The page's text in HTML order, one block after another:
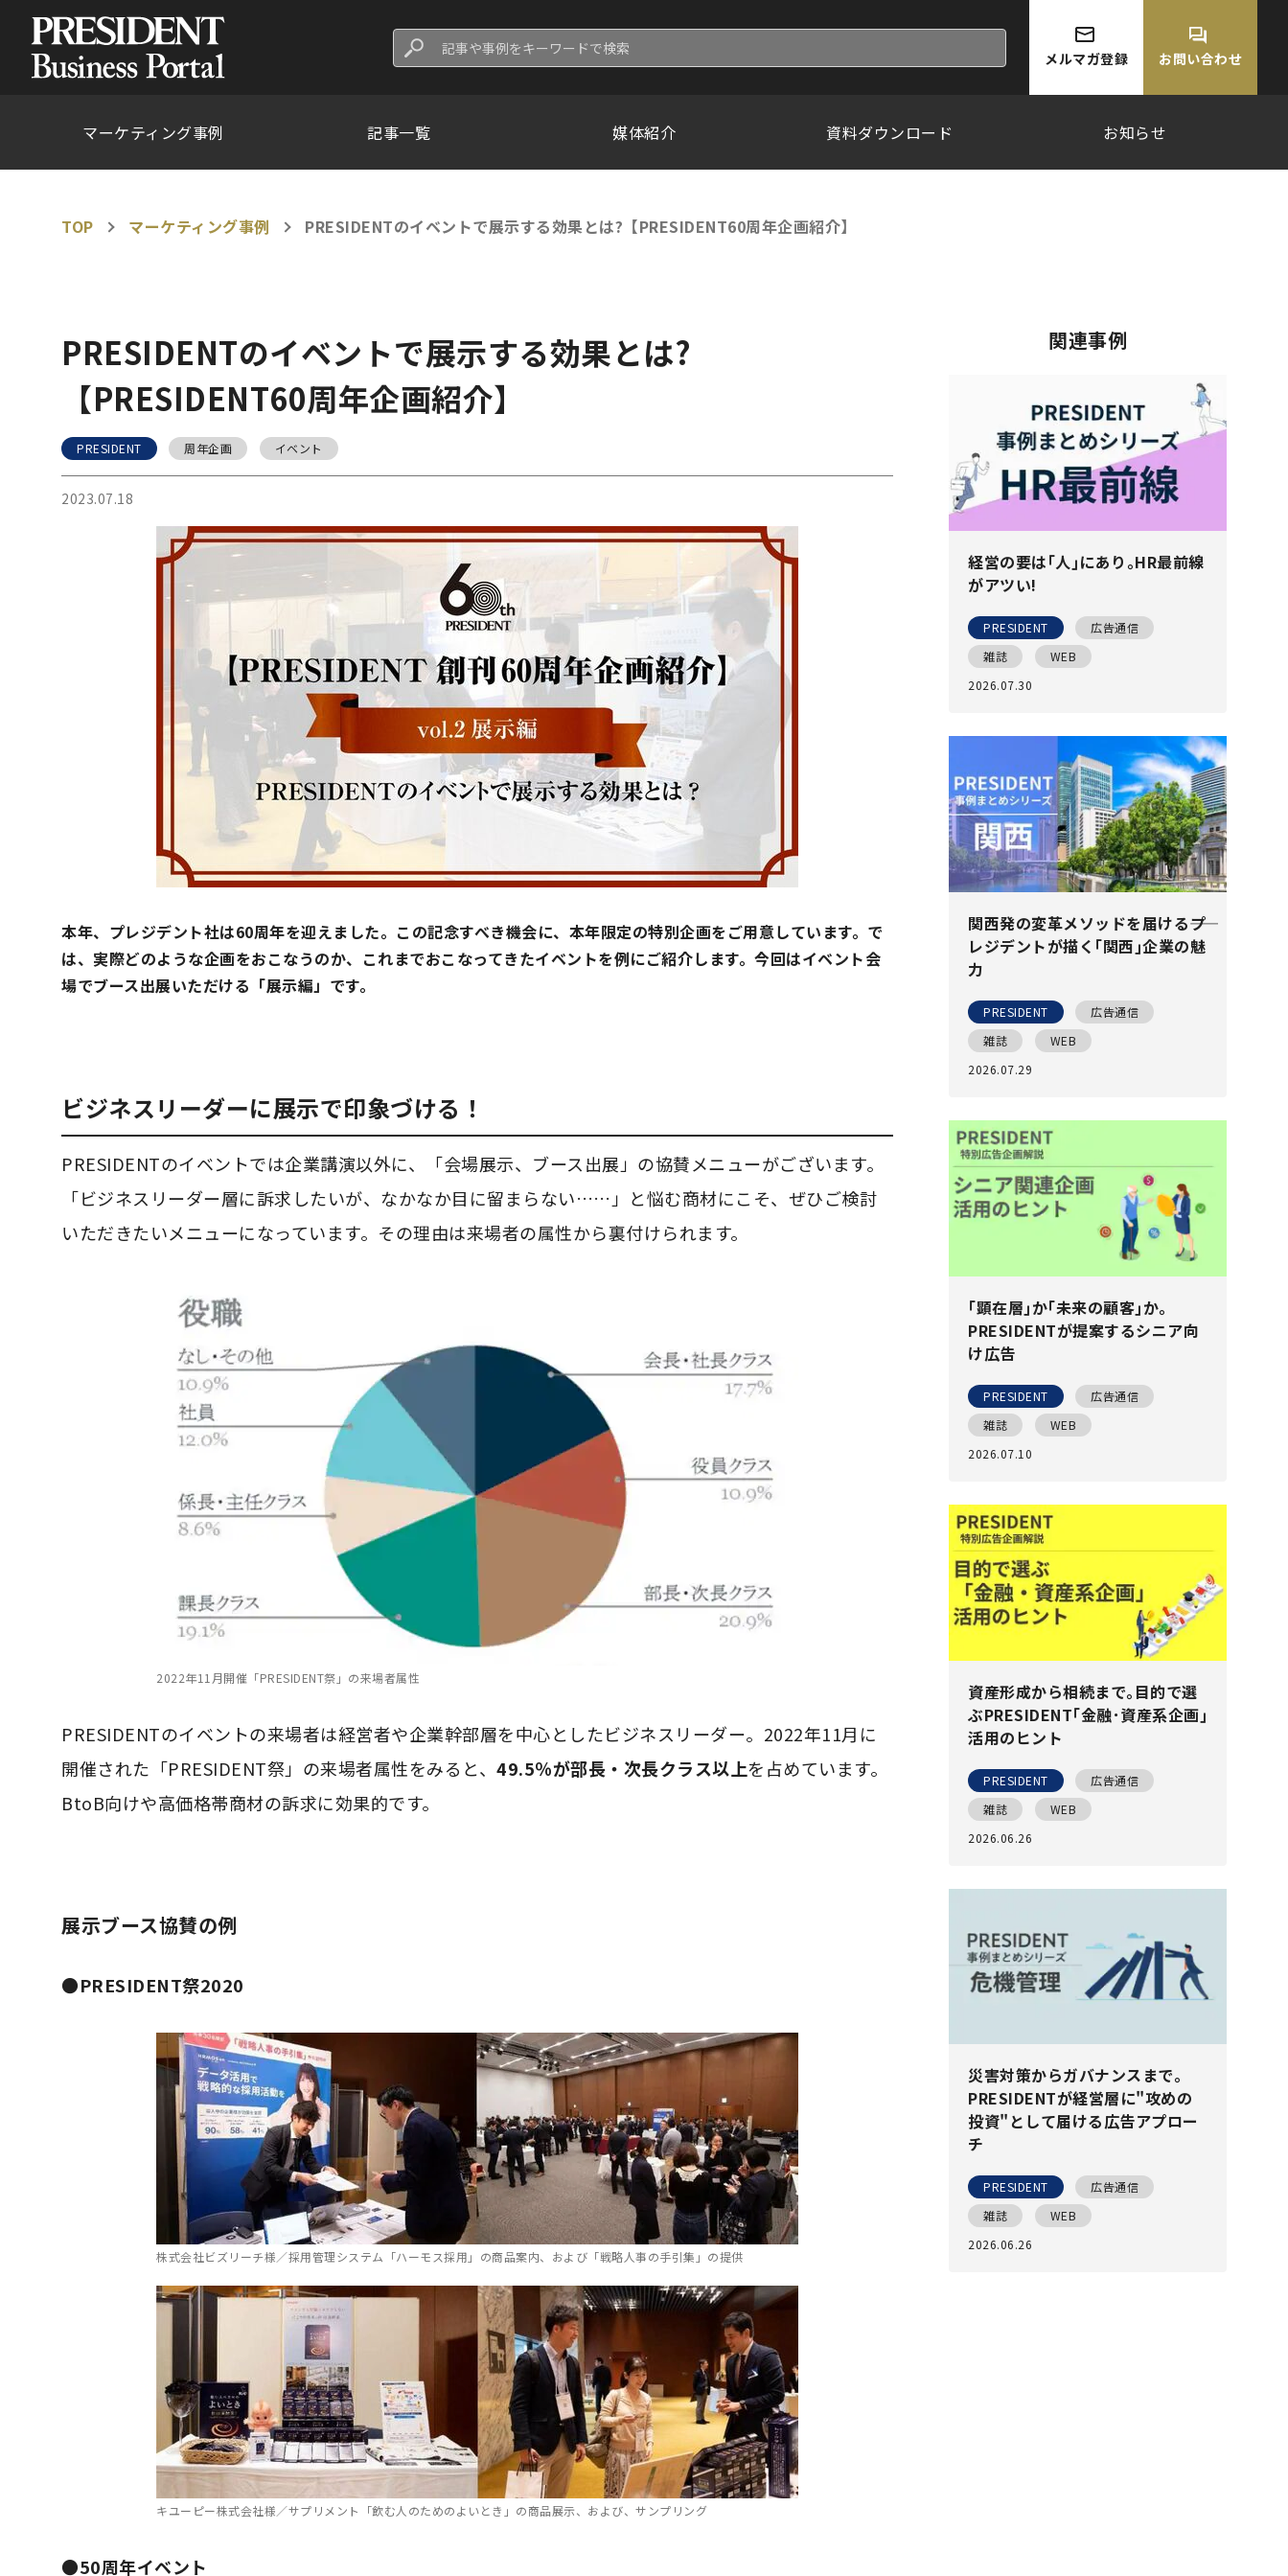
メルマガ登録 お問い合わせ
マーケティング事例 記事一覧 媒体紹介 資料ダウンロード お知らせ
TOP マーケティング事例 PRESIDENTのイベントで展示する効果とは?【PRESIDENT60周年企画紹介】
PRESIDENTのイベントで展示する効果とは?
【PRESIDENT60周年企画紹介】
PRESIDENT 周年企画 イベント
2023.07.18
本年、プレジデント社は60周年を迎えました。この記念すべき機会に、本年限定の特別企画をご用意しています。で
は、実際どのような企画をおこなうのか、これまでおこなってきたイベントを例にご紹介します。今回はイベント会
場でブース出展いただける「展示編」です。
ビジネスリーダーに展示で印象づける！
PRESIDENTのイベントでは企業講演以外に、「会場展示、ブース出展」の協賛メニューがございます。
「ビジネスリーダー層に訴求したいが、なかなか目に留まらない……」と悩む商材にこそ、ぜひご検討
いただきたいメニューになっています。その理由は来場者の属性から裏付けられます。
2022年11月開催「PRESIDENT祭」の来場者属性
PRESIDENTのイベントの来場者は経営者や企業幹部層を中心としたビジネスリーダー。2022年11月に
開催された「PRESIDENT祭」の来場者属性をみると、 49.5％が部長・次長クラス以上を占めています。
BtoB向けや高価格帯商材の訴求に効果的です。
展示ブース協賛の例
●PRESIDENT祭2020
株式会社ビズリーチ様／採用管理システム「ハーモス採用」の商品案内、および「戦略人事の手引集」の提供
キユーピー株式会社様／サプリメント「飲む人のためのよいとき」の商品展示、および、サンプリング
●50周年イベント
関連事例
経営の要は｢人｣にあり｡HR最前線
がアツい!
PRESIDENT
広告通信
雑誌
WEB
2026.07.30
関西発の変革メソッドを届ける――プ
レジデントが描く｢関西｣企業の魅
力
PRESIDENT
広告通信
雑誌
WEB
2026.07.29
｢顕在層｣か｢未来の顧客｣か｡
PRESIDENTが提案するシニア向
け広告
PRESIDENT
広告通信
雑誌
WEB
2026.07.10
資産形成から相続まで｡目的で選
ぶPRESIDENT｢金融･資産系企画｣
活用のヒント
PRESIDENT
広告通信
雑誌
WEB
2026.06.26
災害対策からガバナンスまで｡
PRESIDENTが経営層に"攻めの
投資"として届ける広告アプロー
チ
PRESIDENT
広告通信
雑誌
WEB
2026.06.26